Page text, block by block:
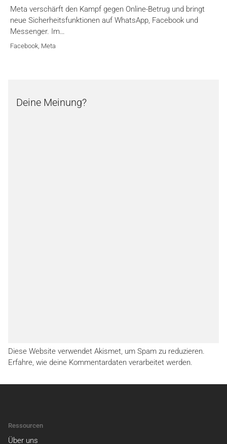
Meta verschärft den Kampf gegen Online-Betrug und bringt
neue Sicherheitsfunktionen auf WhatsApp, Facebook und
Messenger. Im…
Facebook, Meta
Deine Meinung?
Diese Website verwendet Akismet, um Spam zu reduzieren.
Erfahre, wie deine Kommentardaten verarbeitet werden.
Ressourcen
Über uns